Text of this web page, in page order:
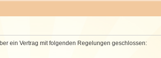
ein Vertrag mit folgenden Regelungen geschlossen: